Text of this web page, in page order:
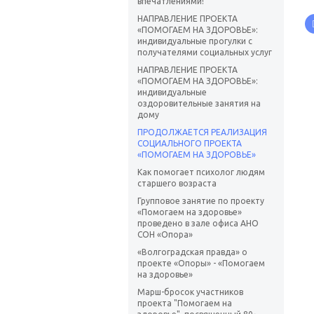
НАПРАВЛЕНИЕ ПРОЕКТА
«ПОМОГАЕМ НА ЗДОРОВЬЕ»:
индивидуальные прогулки с
получателями социальных услуг
НАПРАВЛЕНИЕ ПРОЕКТА
«ПОМОГАЕМ НА ЗДОРОВЬЕ»:
индивидуальные
оздоровительные занятия на
дому
ПРОДОЛЖАЕТСЯ РЕАЛИЗАЦИЯ
СОЦИАЛЬНОГО ПРОЕКТА
«ПОМОГАЕМ НА ЗДОРОВЬЕ»
Как помогает психолог людям
старшего возраста
Групповое занятие по проекту
«Помогаем на здоровье»
проведено в зале офиса АНО
СОН «Опора»
«Волгоградская правда» о
проекте «Опоры» - «Помогаем
на здоровье»
Марш-бросок участников
проекта "Помогаем на